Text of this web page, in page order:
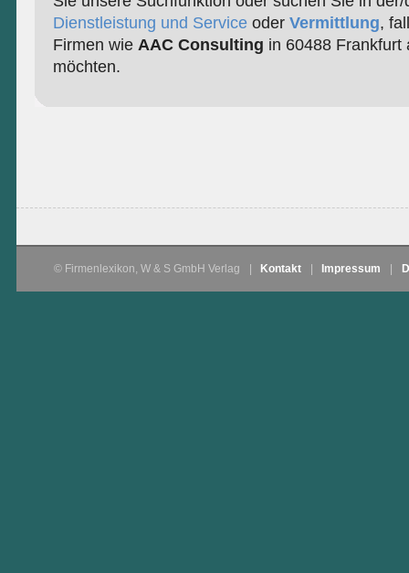
Dienstleistung und Serviceoder Vermittlung,
Firmen wie AAC Consulting in 60488 Frankfurt
möchten.
© Firmenlexikon, W & S GmbH Verlag Kontakt Impressum